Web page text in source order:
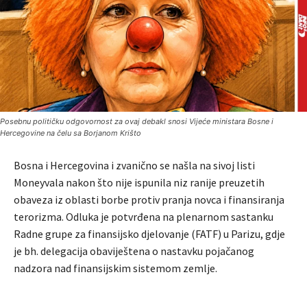
Posebnu političku odgovornost za ovaj debakl snosi Vijeće ministara Bosne i
Hercegovine na čelu sa Borjanom Krišto
Bosna i Hercegovina i zvanično se našla na sivoj listi
Moneyvala nakon što nije ispunila niz ranije preuzetih
obaveza iz oblasti borbe protiv pranja novca i finansiranja
terorizma. Odluka je potvrđena na plenarnom sastanku
Radne grupe za finansijsko djelovanje (FATF) u Parizu, gdje
je bh. delegacija obaviještena o nastavku pojačanog
nadzora nad finansijskim sistemom zemlje.